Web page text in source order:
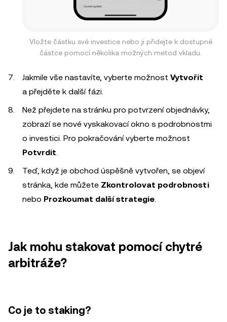
Vložte částku své investice nebo ji přidejte k dostupné
částce pomocí několika možných metod vkladu.
Jakmile vše nastavíte, vyberte možnost Vytvořit
a přejděte k další fázi.
Než přejdete na stránku pro potvrzení objednávky,
zobrazí se nové vyskakovací okno s podrobnostmi
o investici. Pro pokračování vyberte možnost
Potvrdit.
Teď, když je obchod úspěšně vytvořen, se objeví
stránka, kde můžete Zkontrolovat podrobnosti
nebo Prozkoumat další strategie.
Jak mohu stakovat pomocí chytré
arbitráže?
Co je to staking?